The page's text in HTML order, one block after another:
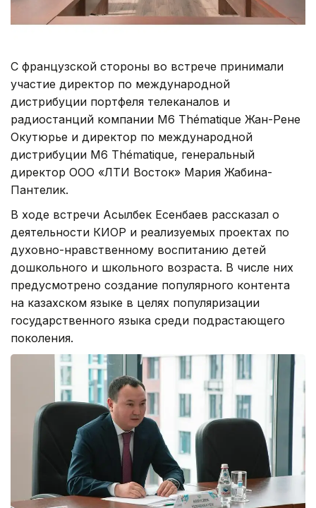
С французской стороны во встрече принимали
участие директор по международной
дистрибуции портфеля телеканалов и
радиостанций компании M6 Thématique Жан-Рене
Окутюрье и директор по международной
дистрибуции M6 Thématique, генеральный
директор ООО «ЛТИ Восток» Мария Жабина-
Пантелик.
В ходе встречи Асылбек Есенбаев рассказал о
деятельности КИОР и реализуемых проектах по
духовно-нравственному воспитанию детей
дошкольного и школьного возраста. В числе них
предусмотрено создание популярного контента
на казахском языке в целях популяризации
государственного языка среди подрастающего
поколения.